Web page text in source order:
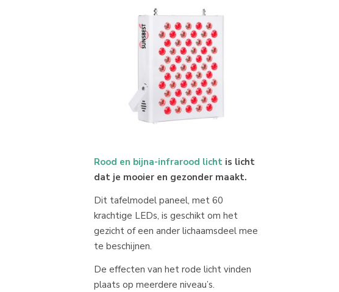
Rood en bijna-infrarood licht is licht
dat je mooier en gezonder maakt.
Dit tafelmodel paneel, met 60
krachtige LEDs, is geschikt om het
gezicht of een ander lichaamsdeel mee
te beschijnen.
De effecten van het rode licht vinden
plaats op meerdere niveau’s.